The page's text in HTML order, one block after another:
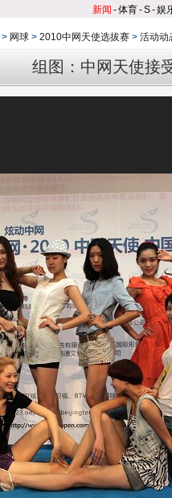
新闻 -体育-S-娱
> 网球 > 2010中网天使选拔赛 > 活动动
组图：中网天使接